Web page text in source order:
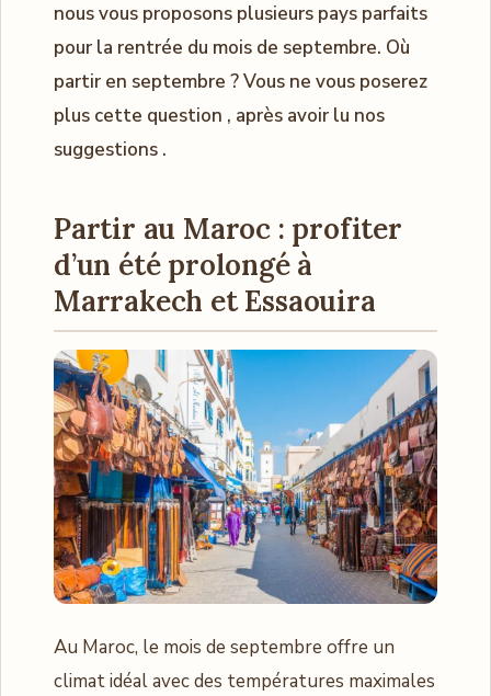
nous vous proposons plusieurs pays parfaits
pour la rentrée du mois de septembre. Où
partir en septembre ? Vous ne vous poserez
plus cette question , après avoir lu nos
suggestions .
Partir au Maroc : profiter
d’un été prolongé à
Marrakech et Essaouira
Au Maroc, le mois de septembre offre un
climat idéal avec des températures maximales